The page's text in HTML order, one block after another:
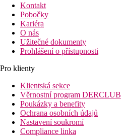
Kontakt
Pobočky
Kariéra
O nás
Užitečné dokumenty
Prohlášení o přístupnosti
Pro klienty
Klientská sekce
Věrnostní program DERCLUB
Poukázky a benefity
Ochrana osobních údajů
Nastavení soukromí
Compliance linka